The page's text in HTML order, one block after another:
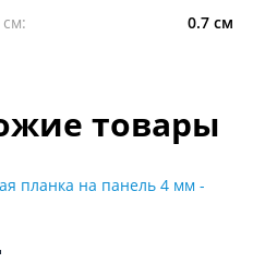
0.7 см
товары